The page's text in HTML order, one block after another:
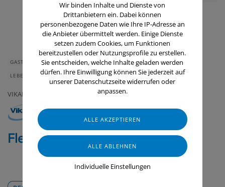
GASTRONOMIE & HOTELLERIE
GERÄTE & ZUBEHÖR
LEBENSMITTELINDUSTRIE
RAUMLUFTTECHNIK
VIKAN
Flexibler Stiel, Nylon, 1505 mm
Wir binden Inhalte und Dienste von
Drittanbietern ein. Dabei können
personenbezogene Daten wie Ihre IP-Adresse an
die Anbieter übermittelt werden. Einige Dienste
setzen zudem Cookies, um Funktionen
bereitzustellen oder Nutzungsprofile zu erstellen.
Sie entscheiden, welche Inhalte geladen werden
dürfen. Ihre Einwilligung können Sie jederzeit auf
unserer Datenschutzseite widerrufen oder
anpassen.
Individuelle Einstellungen